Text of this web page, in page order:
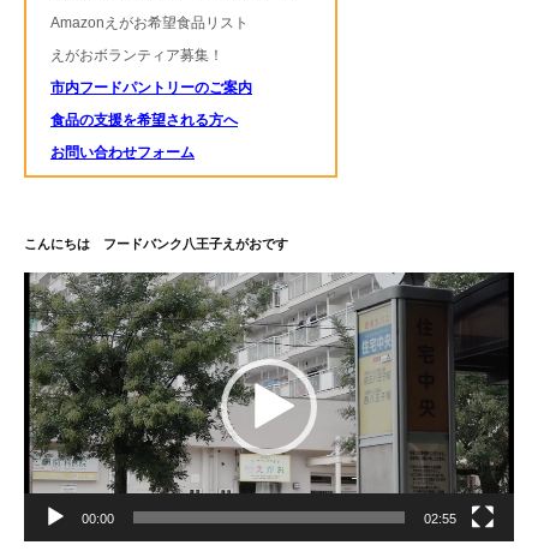
Amazonえがお希望食品リスト
えがおボランティア募集！
市内フードパントリーのご案内
食品の支援を希望される方へ
お問い合わせフォーム
こんにちは フードバンク八王子えがおです
動
画
プ
レ
ー
ヤ
ー
00:00 02:55